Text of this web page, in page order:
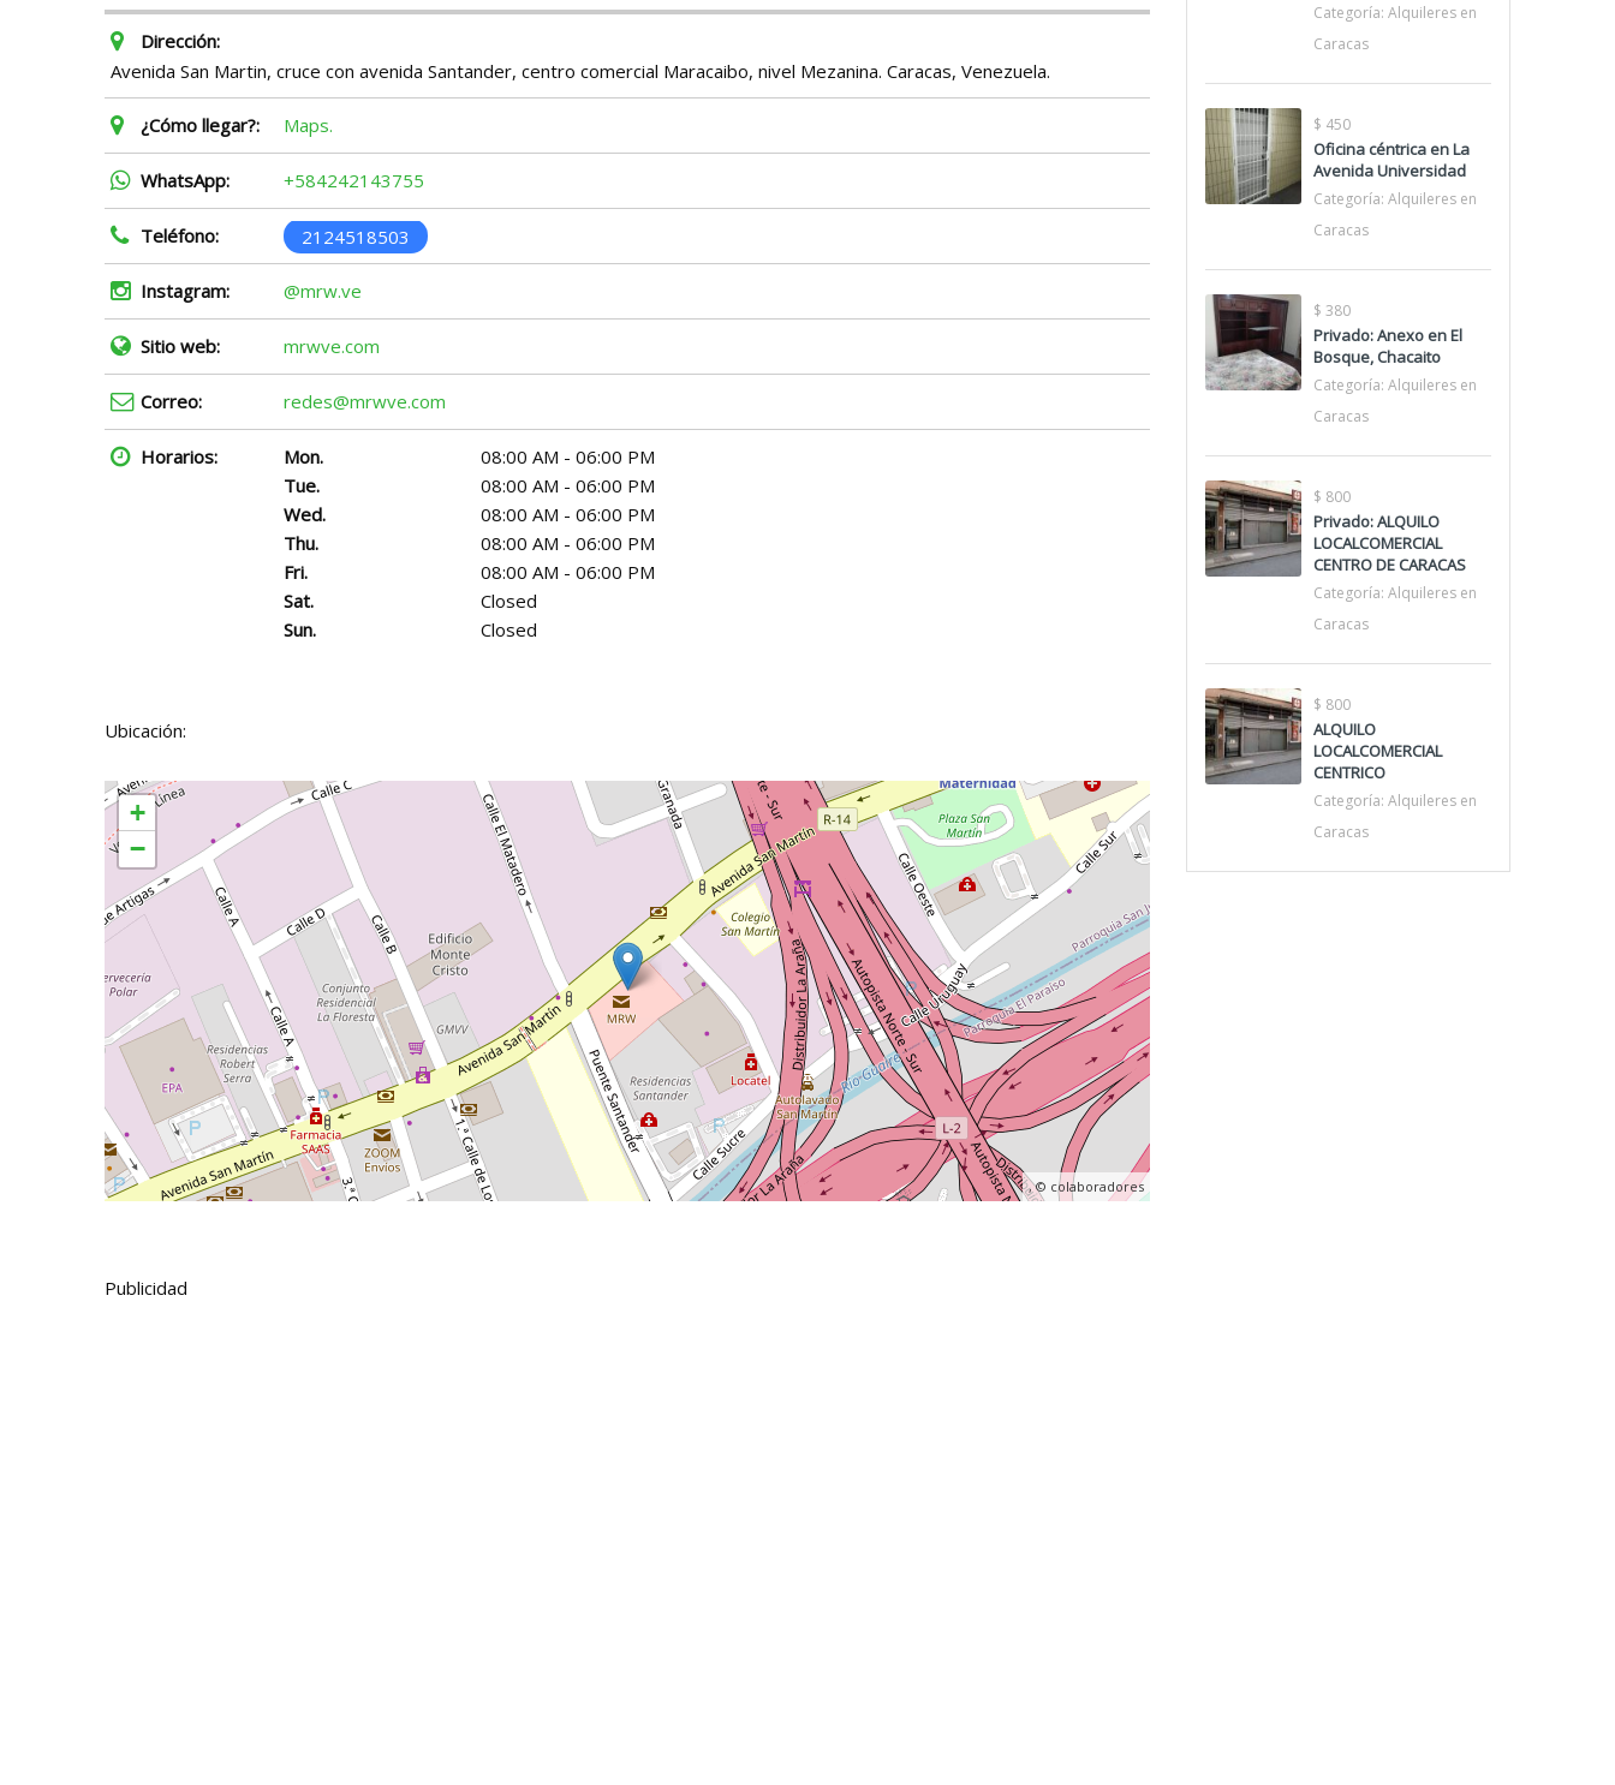
Dirección:
Avenida San Martin, cruce con avenida Santander, centro comercial Maracaibo, nivel Mezanina. Caracas, Venezuela.
¿Cómo llegar?: Maps.
WhatsApp: +584242143755
Teléfono: 2124518503
Instagram: @mrw.ve
Sitio web: mrwve.com
Correo: redes@mrwve.com
Horarios: Mon.
08:00 AM - 06:00 PM
Tue.
08:00 AM - 06:00 PM
Wed.
08:00 AM - 06:00 PM
Thu.
08:00 AM - 06:00 PM
Fri.
08:00 AM - 06:00 PM
Sat.
Closed
Sun.
Closed
Ubicación:
+
−
, © colaboradores
Publicidad
Categoría: Alquileres en
Caracas
$ 450
Oficina céntrica en La
Avenida Universidad
Categoría: Alquileres en
Caracas
$ 380
Privado: Anexo en El
Bosque, Chacaito
Categoría: Alquileres en
Caracas
$ 800
Privado: ALQUILO
LOCALCOMERCIAL
CENTRO DE CARACAS
Categoría: Alquileres en
Caracas
$ 800
ALQUILO
LOCALCOMERCIAL
CENTRICO
Categoría: Alquileres en
Caracas